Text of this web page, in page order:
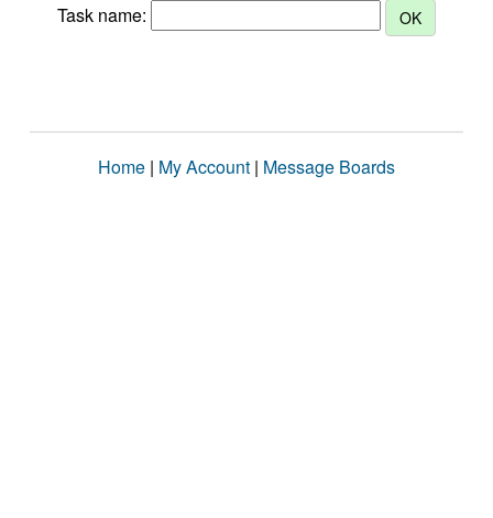
Task name:
Home | My Account | Message Boards